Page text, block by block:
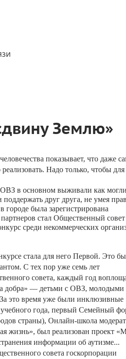
Землю»
человечества показывает, что даже
реализовать. Надо только, чтобы для
ОВЗ в основном выживали как могли
поддержать друг друга, не умея
в городе была зарегистрирована
партнеров стал Общественный совет
среди некоммерческих
стала для него Первой. Это
. С тех пор уже семь лет
совета, каждый год
добра» — детьми с ОВЗ, молодыми
За это время уже были инклюзивные
учебного года, первый Семейный
страны), Онлайн-школа
жизнь», был реализован проект «
информации об аутизме...
совета госкорпорации